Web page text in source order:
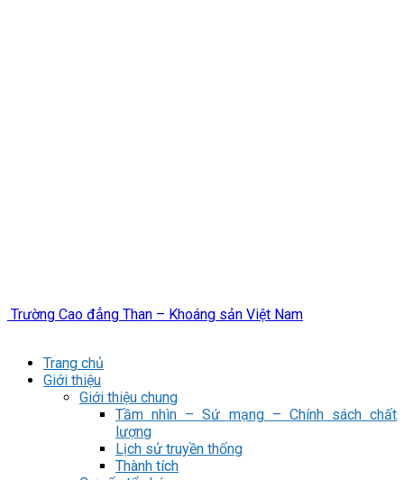
Trường Cao đẳng Than – Khoáng sản Việt Nam
Trang chủ
Giới thiệu
Giới thiệu chung
Tầm nhìn – Sứ mạng – Chính sách chất
lượng
Lịch sử truyền thống
Thành tích